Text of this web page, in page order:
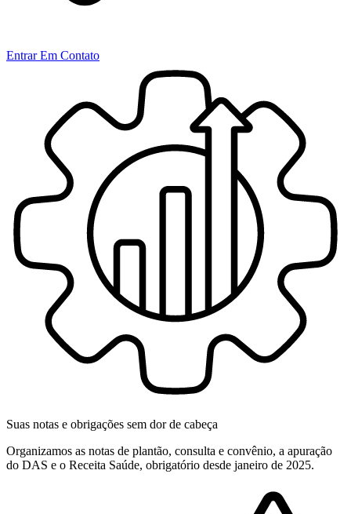
Entrar Em Contato
Suas notas e obrigações sem dor de cabeça
Organizamos as notas de plantão, consulta e convênio, a apuração
do DAS e o Receita Saúde, obrigatório desde janeiro de 2025.